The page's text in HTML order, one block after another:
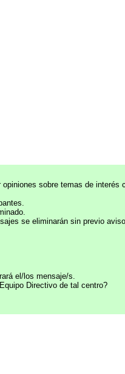
sobre temas de interés
se eliminarán sin previo
el/los mensaje/s.
Directivo de tal centro?